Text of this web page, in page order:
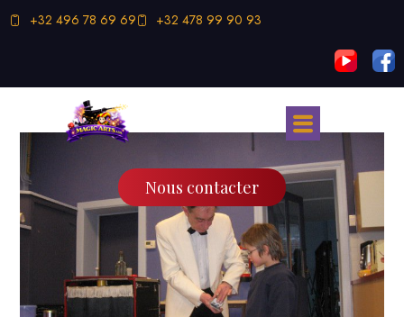
+32 496 78 69 69 +32 478 99 90 93
Nous contacter